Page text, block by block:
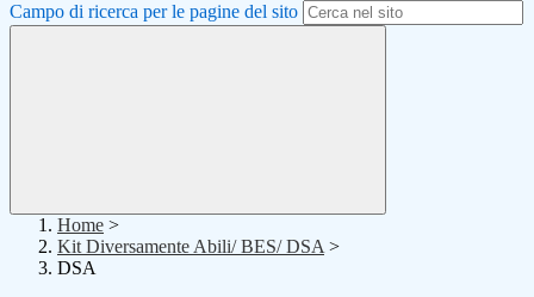
Campo di ricerca per le pagine del sito
Home >
Kit Diversamente Abili/ BES/ DSA >
DSA